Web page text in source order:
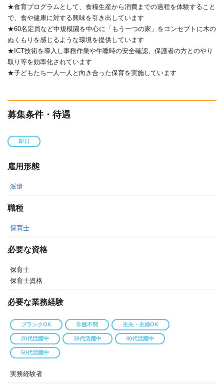
★食育プログラムとして、食糧生産から消費までの過程を体験すること
で、食や健康に対する興味を引き出しています
★60名定員など中規模園を中心に「もう一つの家」をコンセプトに木の
ぬくもりを感じるような環境を提供しています
★ICT技術を導入し事務作業や午睡時の安全確認、保護者の方とのやり
取り等を効率化されています
★子どもたち一人一人と向き合った保育を実施しています
募集条件・待遇
即日
雇用形態
派遣
職種
保育士
必要な資格
保育士
保育士資格
必要な業務経験
ブランクOK 学歴不問 主夫・主婦OK
20代活躍中 30代活躍中 40代活躍中
50代活躍中
実務経験者